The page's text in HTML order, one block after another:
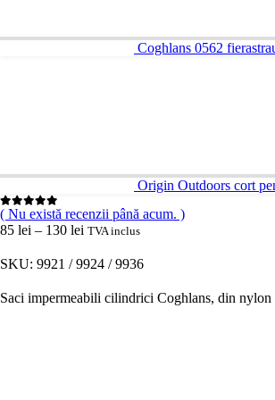
Coghlans 0562
Origin Outdoors cort
0 out of 5
( Nu există recenzii până acum. )
85 lei – 130 lei Interval
prețuri:
până
TVA inclus
SKU: 9921 / 9924 / 9936
Saci impermeabili cilindrici Coghlans, din nylon